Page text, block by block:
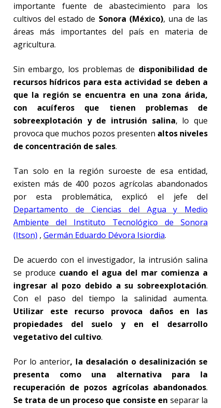
importante fuente de abastecimiento para los
cultivos del estado de Sonora (México), una de las
áreas más importantes del país en materia de
agricultura.
Sin embargo, los problemas de disponibilidad de
recursos hídricos para esta actividad se deben a
que la región se encuentra en una zona árida,
con acuíferos que tienen problemas de
sobreexplotación y de intrusión salina, lo que
provoca que muchos pozos presenten altos niveles
de concentración de sales.
Tan solo en la región suroeste de esa entidad,
existen más de 400 pozos agrícolas abandonados
por esta problemática, explicó el jefe del
Departamento de Ciencias del Agua y Medio
Ambiente del Instituto Tecnológico de Sonora
(Itson) , Germán Eduardo Dévora Isiordia.
De acuerdo con el investigador, la intrusión salina
se produce cuando el agua del mar comienza a
ingresar al pozo debido a su sobreexplotación.
Con el paso del tiempo la salinidad aumenta.
Utilizar este recurso provoca daños en las
propiedades del suelo y en el desarrollo
vegetativo del cultivo.
Por lo anterior, la desalación o desalinización se
presenta como una alternativa para la
recuperación de pozos agrícolas abandonados.
Se trata de un proceso que consiste en separar la